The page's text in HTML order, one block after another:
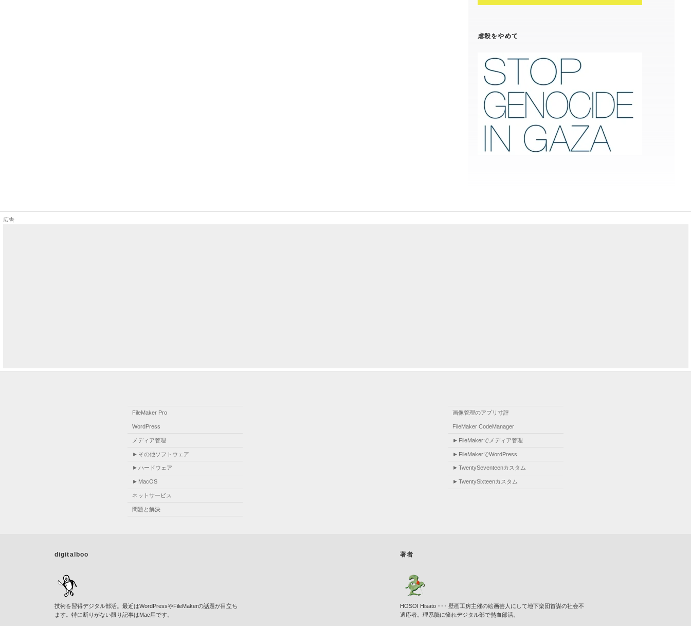
虐殺をやめて
FileMaker Pro
WordPress
メディア管理
その他ソフトウェア
ハードウェア
MacOS
ネットサービス
問題と解決
画像管理のアプリ寸評
FileMaker CodeManager
FileMakerでメディア管理
FileMakerでWordPress
TwentySeventeenカスタム
TwentySixteenカスタム
digitalboo
技術を習得デジタル部活。最近はWordPressやFileMakerの話題が目立ち
ます。特に断りがない限り記事はMac用です。
著者
HOSOI Hisato ･･･ 壁画工房主催の絵画芸人にして地下楽団首謀の社会不
適応者。理系脳に憧れデジタル部で熱血部活。